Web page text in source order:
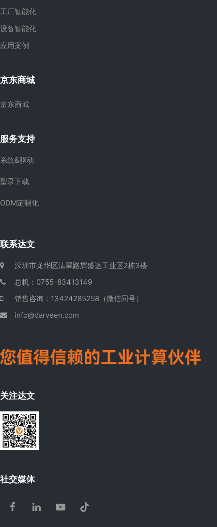
工厂智能化
设备智能化
应用案例
京东商城
京东商城
服务支持
系统&驱动
型录下载
ODM定制化
联系达文
深圳市龙华区清翠路辉盛达工业区2栋3楼
总机：0755-83413149
销售咨询：13424285258（微信同号）
info@darveen.com
关注达文
社交媒体
Facebook
LinkedInYoutubeTiktok